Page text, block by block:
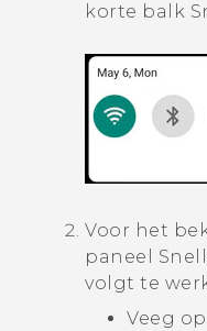
korte balk
Voor het
paneel
volgt te
Veeg